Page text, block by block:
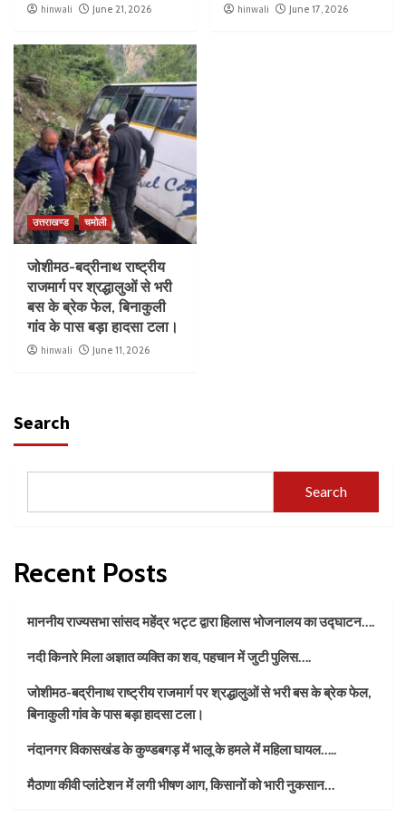
hinwali June 21, 2026 hinwali June 17, 2026
उत्तराखण्ड चमोली
जोशीमठ-बद्रीनाथ राष्ट्रीय
राजमार्ग पर श्रद्धालुओं से भरी
बस के ब्रेक फेल, बिनाकुली
गांव के पास बड़ा हादसा टला।
hinwali June 11, 2026
Search
Search
Recent Posts
माननीय राज्यसभा सांसद महेंद्र भट्ट द्वारा हिलास भोजनालय का उद्घाटन….
नदी किनारे मिला अज्ञात व्यक्ति का शव, पहचान में जुटी पुलिस….
जोशीमठ-बद्रीनाथ राष्ट्रीय राजमार्ग पर श्रद्धालुओं से भरी बस के ब्रेक फेल,
बिनाकुली गांव के पास बड़ा हादसा टला।
नंदानगर विकासखंड के कुण्डबगड़ में भालू के हमले में महिला घायल…..
मैठाणा कीवी प्लांटेशन में लगी भीषण आग, किसानों को भारी नुकसान…